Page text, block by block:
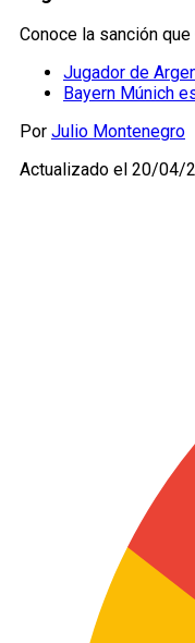
Conoce la sanción
Jugador de
Bayern Múnich
Por Julio Montenegro
Actualizado el 20/04/